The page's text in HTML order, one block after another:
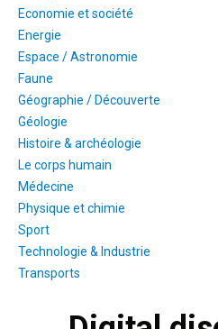
Economie et société
Energie
Espace / Astronomie
Faune
Géographie / Découverte
Géologie
Histoire & archéologie
Le corps humain
Médecine
Physique et chimie
Sport
Technologie & Industrie
Transports